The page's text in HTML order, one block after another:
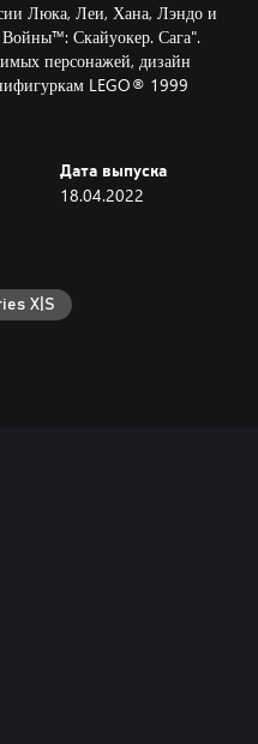
Люка, Леи, Хана, Лэндо и
Скайуокер. Сага".
персонажей, дизайн
LEGO® 1999
Дата выпуска
18.04.2022
X|S